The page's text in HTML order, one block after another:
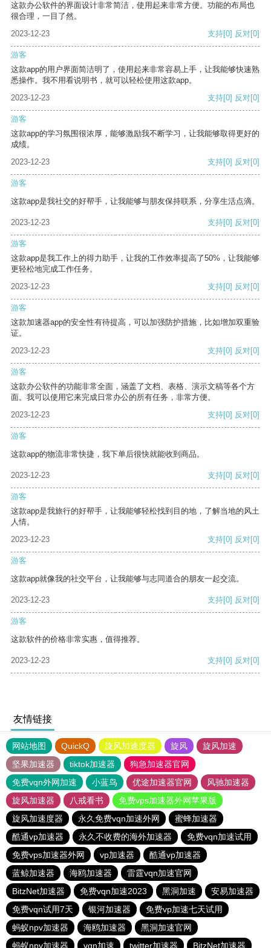
这款办公软件的界面设计非常简洁，使用起来非常方便。功能的布局也
很合理，一目了然。
2023-12-23
支持[0] 反对[0]
游客
这款app的用户界面简洁明了，使用起来非常容易上手，让我能够快速熟
悉操作。我不用看说明书，就可以轻松使用这款app。
2023-12-23
支持[0] 反对[0]
游客
这款app的学习氛围很浓厚，能够激励我不断学习，让我能够取得更好的
成绩。
2023-12-23
支持[0] 反对[0]
游客
这款app是我社交的好帮手，让我能够与朋友保持联系，分享生活点滴。
2023-12-23 支持[0] 反对[0]
游客
这款app是我工作上的得力助手，让我的工作效率提高了50%，让我能够
更轻松地完成工作任务。
2023-12-23
支持[0] 反对[0]
游客
这款加速器app的安全性有待提高，可以加强防护措施，比如增加双重验
证。
2023-12-23
支持[0] 反对[0]
游客
这款办公软件的功能非常全面，涵盖了文档、表格、演示文稿等各个方
面。我可以使用它来完成日常办公的所有任务，非常方便。
2023-12-23
支持[0] 反对[0]
游客
这款app的物流非常快捷，我下单后很快就能收到商品。
2023-12-23 支持[0] 反对[0]
游客
这款app是我旅行的好帮手，让我能够轻松找到目的地，了解当地的风土
人情。
2023-12-23
支持[0] 反对[0]
游客
这款app就像我的社交平台，让我能够与志同道合的朋友一起交流。
2023-12-23 支持[0] 反对[0]
游客
这款软件的价格非常实惠，值得推荐。
2023-12-23 支持[0] 反对[0]
友情链接
网站地图 QuickQ 旋风加速度器 旋风
旋风加速
坚果加速器
tiktok加速器
狗急加速器官网
免费vqn外网加速
小蓝鸟 优途加速器官网
风驰加速器
旋风加速器
八戒看书
免费vps加速器外网苹果版
旋风加速度器
永久免费vqn加速外网
蜜蜂加速器
酷通vp加速器
永久不收费的海外加速器
免费vqn加速试用
免费vps加速器外网
vp加速器
酷通vp加速器
蓝鲸加速器
海鸥加速器
雷霆vqn加速官网
BitzNet加速器
免费vqn加速2023 黑洞加速
安易加速器
免费vqn试用7天
银河加速器
免费vp加速七天试用
蚂蚁npv加速器
海鸥加速器
黑洞加速官网
蚂蚁npv加速器
vqn加速 twitter加速器 BitzNet加速器